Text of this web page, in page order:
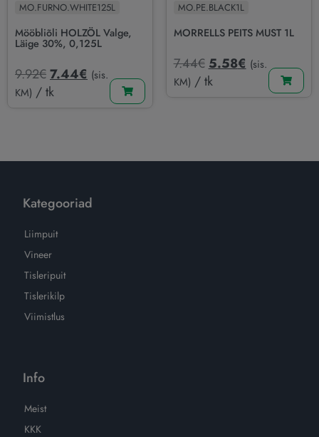
MO.FURNO.WHITE125L
Mööbliõli HOLZÖL Valge,
Läige 30%, 0,125L
9.92€7.44€ (sis.
KM) / tk
MO.PE.BLACK1L
MORRELLS PEITS MUST 1L
7.44€ 5.58€ (sis.
KM) / tk
Kategooriad
Liimpuit
Vineer
Tisleripuit
Tislerikilp
Viimistlus
Info
Meist
KKK